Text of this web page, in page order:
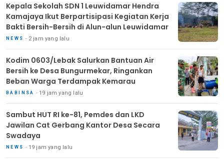
Kepala Sekolah SDN 1 Leuwidamar Hendra
Kamajaya Ikut Berpartisipasi Kegiatan Kerja
Bakti Bersih-Bersih di Alun-alun Leuwidamar
NEWS 2 jam yang lalu
Kodim 0603/Lebak Salurkan Bantuan Air
Bersih ke Desa Bungurmekar, Ringankan
Beban Warga Terdampak Kemarau
BABINSA 19 jam yang lalu
Sambut HUT RI ke-81, Pemdes dan LKD
Jawilan Cat Gerbang Kantor Desa Secara
Swadaya
NEWS 19 jam yang lalu